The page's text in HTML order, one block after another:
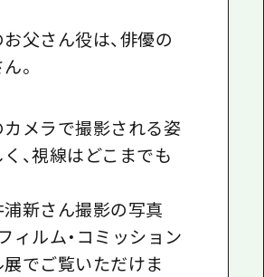
父さん役は、俳優の
。
カメラで撮影される姿
、視線はどこまでも
新さん撮影の写真
ィルム・コミッション
でご覧いただけま